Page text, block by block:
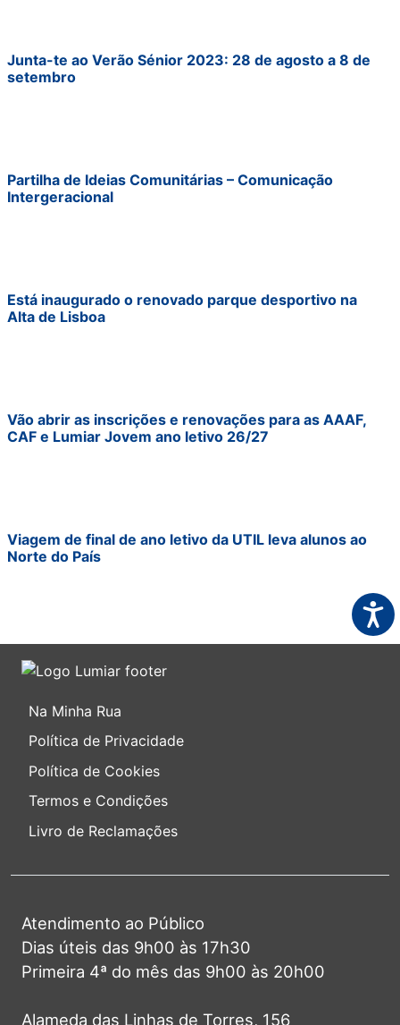
Junta-te ao Verão Sénior 2023: 28 de agosto a 8 de
setembro
Partilha de Ideias Comunitárias – Comunicação
Intergeracional
Está inaugurado o renovado parque desportivo na
Alta de Lisboa
Vão abrir as inscrições e renovações para as AAAF,
CAF e Lumiar Jovem ano letivo 26/27
Viagem de final de ano letivo da UTIL leva alunos ao
Norte do País
Na Minha Rua
Política de Privacidade
Política de Cookies
Termos e Condições
Livro de Reclamações
Atendimento ao Público
Dias úteis das 9h00 às 17h30
Primeira 4ª do mês das 9h00 às 20h00
Alameda das Linhas de Torres, 156